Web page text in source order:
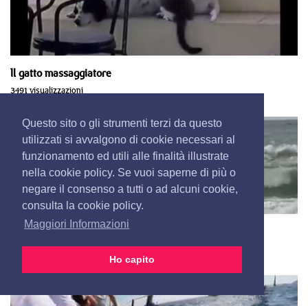
Questo sito o gli strumenti terzi da questo
utilizzati si avvalgono di cookie necessari al
funzionamento ed utili alle finalità illustrate
nella cookie policy. Se vuoi saperne di più o
negare il consenso a tutti o ad alcuni cookie,
consulta la cookie policy.
Maggiori Informazioni
Ho capito
Il gatto massaggiatore
3491 visualizzazioni
Sulle onde a 9 anni
3342 visualizzazioni